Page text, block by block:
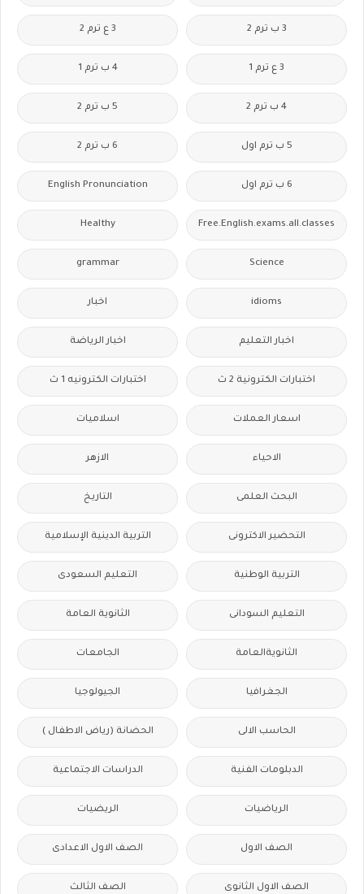
3 ب ترم 2 3 ع ترم 2
3 ع ترم 1 4 ب ترم 1
4 ب ترم 2 5 ب ترم 2
5 ب ترم اول 6 ب ترم 2
6 ب ترم اول English Pronunciation
Free.English.exams.all.classes
Healthy
Science
grammar
idioms اخبار
اخبار التعليم اخبار الرياضة
اختبارات الكترونية 2 ث اختبارات الكترونيه 1 ث
اسعار العملات اسلاميات
الاحياء الازهر
البحث العلمى التاريخ
التحضير الاكترونى التربية الدينية الإسلامية
التربية الوطنية التعليم السعودى
التعليم السودانى الثانوية العامة
الثانويةالعامة الجامعات
الجغرافيا الجيولوجيا
الحاسب الالى الحضانة (رياض الاطفال )
الدبلومات الفنية الدراسات الاجتماعية
الرياضيات الريضيات
الصف الاول الصف الاول الاعدادى
الصف الاول الثانوى الصف الثالث